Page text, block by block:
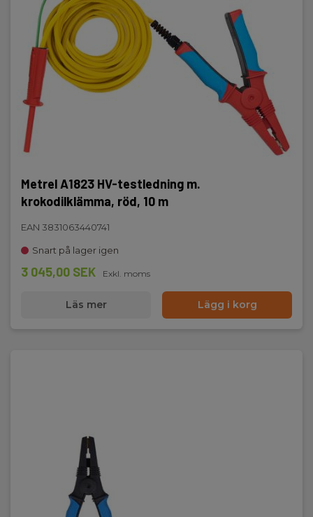
Metrel A1823 HV-testledning m.
krokodilklämma, röd, 10 m
EAN 3831063440741
Snart på lager igen
3 045,00 SEK Exkl. moms
Läs mer Lägg i korg